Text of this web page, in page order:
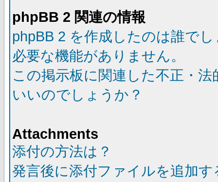
phpBB 2 関連の情報
phpBB 2 を作成したのは誰で
必要な機能がありません。
この掲示板に関連した不正・
いいのでしょうか？
Attachments
添付の方法は？
発言後に添付ファイルを追加